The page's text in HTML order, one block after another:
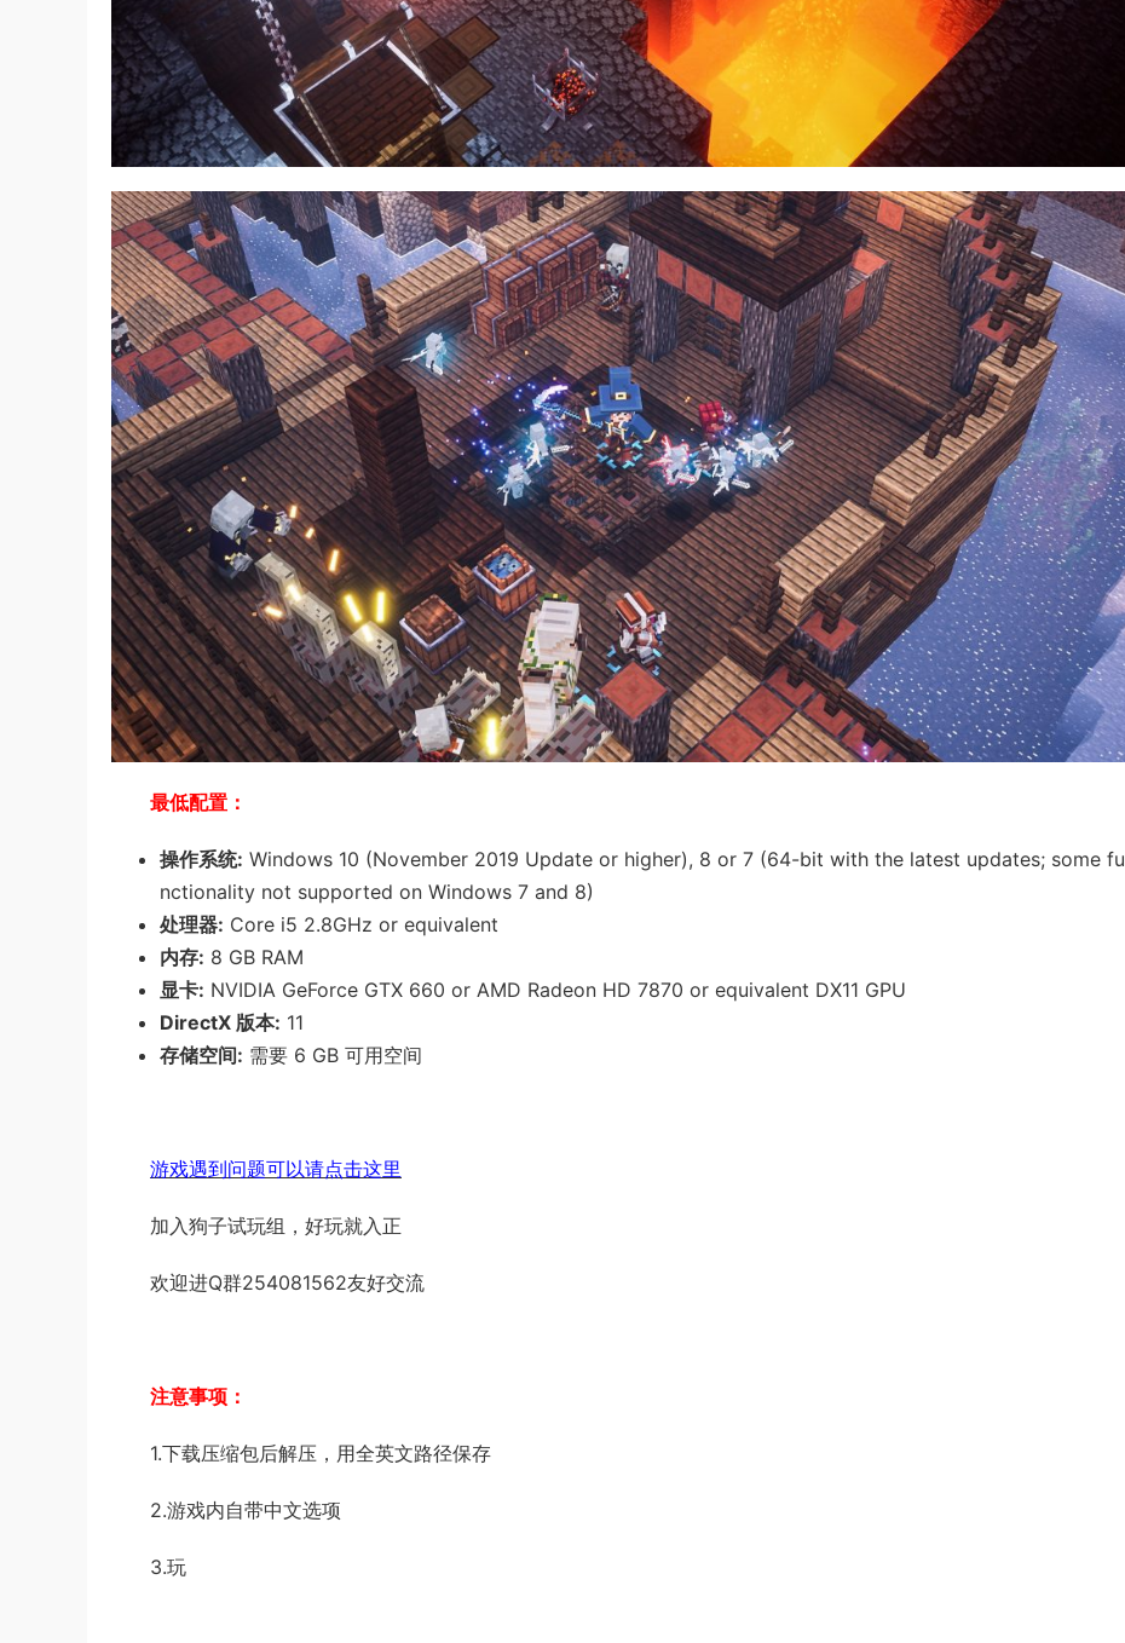
最低配置：
操作系统: Windows 10 (November 2019 Update or higher), 8 or 7 (64-bit with the latest updates; some fu
nctionality not supported on Windows 7 and 8)
处理器: Core i5 2.8GHz or equivalent
内存: 8 GB RAM
显卡: NVIDIA GeForce GTX 660 or AMD Radeon HD 7870 or equivalent DX11 GPU
DirectX 版本: 11
存储空间: 需要 6 GB 可用空间
游戏遇到问题可以请点击这里
加入狗子试玩组，好玩就入正
欢迎进Q群254081562友好交流
注意事项：
1.下载压缩包后解压，用全英文路径保存
2.游戏内自带中文选项
3.玩